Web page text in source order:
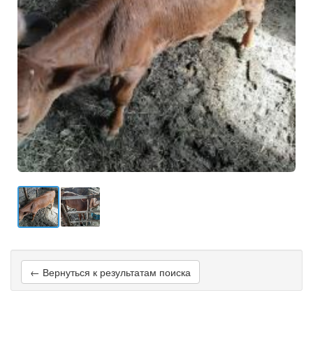
← Вернуться к результатам поиска